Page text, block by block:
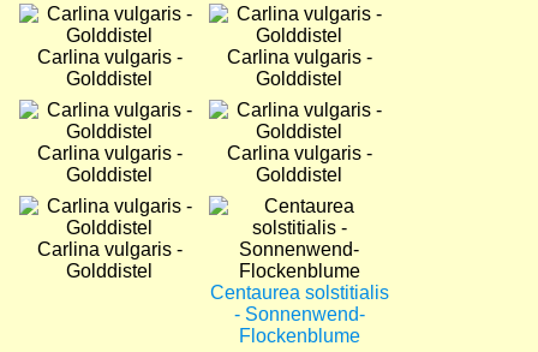
Bild
Carlina vulgaris -
Golddistel
Bild
Carlina vulgaris -
Golddistel
Bild
Carlina vulgaris -
Golddistel
Bild
Carlina vulgaris -
Golddistel
Bild
Carlina vulgaris -
Golddistel
Bild
Centaurea solstitialis
- Sonnenwend-
Flockenblume